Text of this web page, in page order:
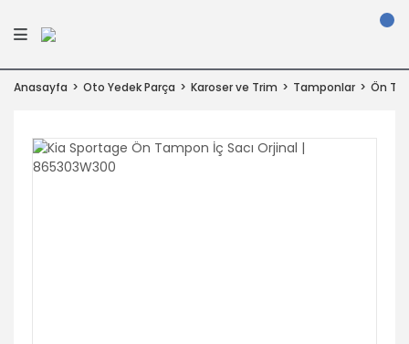
Anasayfa Oto Yedek Parça Karoser ve Trim Tamponlar Ön